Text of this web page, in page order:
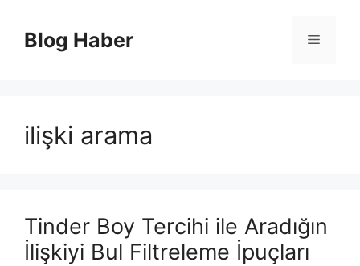
Blog Haber Menü
ilişki arama
Tinder Boy Tercihi ile Aradığın
İlişkiyi Bul Filtreleme İpuçları